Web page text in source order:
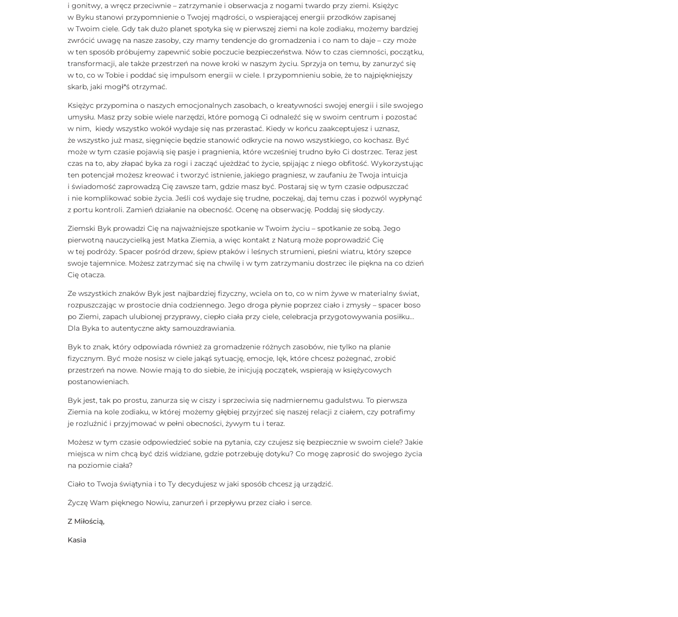
i gonitwy, a wręcz przeciwnie – zatrzymanie i obserwacja z nogami twardo przy ziemi. Księżyc
w Byku stanowi przypomnienie o Twojej mądrości, o wspierającej energii przodków zapisanej
w Twoim ciele. Gdy tak dużo planet spotyka się w pierwszej ziemi na kole zodiaku, możemy bardziej
zwrócić uwagę na nasze zasoby, czy mamy tendencje do gromadzenia i co nam to daje – czy może
w ten sposób próbujemy zapewnić sobie poczucie bezpieczeństwa. Nów to czas ciemności, początku,
transformacji, ale także przestrzeń na nowe kroki w naszym życiu. Sprzyja on temu, by zanurzyć się
w to, co w Tobie i poddać się impulsom energii w ciele. I przypomnieniu sobie, że to najpiękniejszy
skarb, jaki mogł*ś otrzymać.
Księżyc przypomina o naszych emocjonalnych zasobach, o kreatywności swojej energii i sile swojego
umysłu. Masz przy sobie wiele narzędzi, które pomogą Ci odnaleźć się w swoim centrum i pozostać
w nim, kiedy wszystko wokół wydaje się nas przerastać. Kiedy w końcu zaakceptujesz i uznasz,
że wszystko już masz, sięgnięcie będzie stanowić odkrycie na nowo wszystkiego, co kochasz. Być
może w tym czasie pojawią się pasje i pragnienia, które wcześniej trudno było Ci dostrzec. Teraz jest
czas na to, aby złapać byka za rogi i zacząć ujeżdżać to życie, spijając z niego obfitość. Wykorzystując
ten potencjał możesz kreować i tworzyć istnienie, jakiego pragniesz, w zaufaniu że Twoja intuicja
i świadomość zaprowadzą Cię zawsze tam, gdzie masz być. Postaraj się w tym czasie odpuszczać
i nie komplikować sobie życia. Jeśli coś wydaje się trudne, poczekaj, daj temu czas i pozwól wypłynąć
z portu kontroli. Zamień działanie na obecność. Ocenę na obserwację. Poddaj się słodyczy.
Ziemski Byk prowadzi Cię na najważniejsze spotkanie w Twoim życiu – spotkanie ze sobą. Jego
pierwotną nauczycielką jest Matka Ziemia, a więc kontakt z Naturą może poprowadzić Cię
w tej podróży. Spacer pośród drzew, śpiew ptaków i leśnych strumieni, pieśni wiatru, który szepce
swoje tajemnice. Możesz zatrzymać się na chwilę i w tym zatrzymaniu dostrzec ile piękna na co dzień
Cię otacza.
Ze wszystkich znaków Byk jest najbardziej fizyczny, wciela on to, co w nim żywe w materialny świat,
rozpuszczając w prostocie dnia codziennego. Jego droga płynie poprzez ciało i zmysły – spacer boso
po Ziemi, zapach ulubionej przyprawy, ciepło ciała przy ciele, celebracja przygotowywania posiłku…
Dla Byka to autentyczne akty samouzdrawiania.
Byk to znak, który odpowiada również za gromadzenie różnych zasobów, nie tylko na planie
fizycznym. Być może nosisz w ciele jakąś sytuację, emocje, lęk, które chcesz pożegnać, zrobić
przestrzeń na nowe. Nowie mają to do siebie, że inicjują początek, wspierają w księżycowych
postanowieniach.
Byk jest, tak po prostu, zanurza się w ciszy i sprzeciwia się nadmiernemu gadulstwu. To pierwsza
Ziemia na kole zodiaku, w której możemy głębiej przyjrzeć się naszej relacji z ciałem, czy potrafimy
je rozluźnić i przyjmować w pełni obecności, żywym tu i teraz.
Możesz w tym czasie odpowiedzieć sobie na pytania, czy czujesz się bezpiecznie w swoim ciele? Jakie
miejsca w nim chcą być dziś widziane, gdzie potrzebuję dotyku? Co mogę zaprosić do swojego życia
na poziomie ciała?
Ciało to Twoja świątynia i to Ty decydujesz w jaki sposób chcesz ją urządzić.
Życzę Wam pięknego Nowiu, zanurzeń i przepływu przez ciało i serce.
Z Miłością,
Kasia